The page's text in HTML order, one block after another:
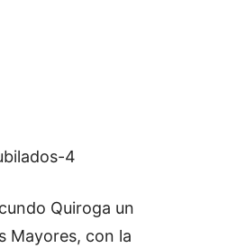
Quiroga un
Mayores, con la